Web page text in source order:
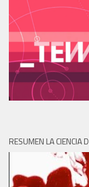
RESUMEN LA CIENCIA